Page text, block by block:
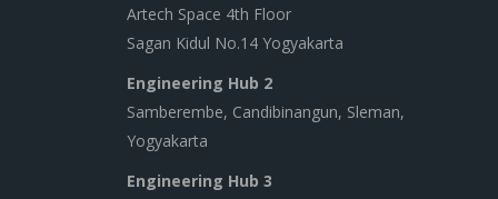
Artech Space 4th Floor
Sagan Kidul No.14 Yogyakarta
Engineering Hub 2
Samberembe, Candibinangun, Sleman,
Yogyakarta
Engineering Hub 3